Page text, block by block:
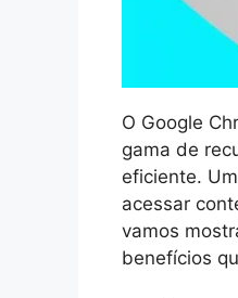
O Google
gama de
eficiente.
acessar
vamos
benefícios